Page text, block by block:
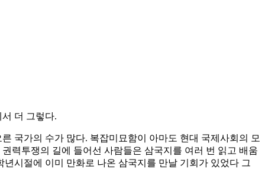
더 그렇다.
국가의 수가 많다. 복잡미묘함이 아마도 현대 국제사회의 모
력투쟁의 길에 들어선 사람들은 삼국지를 여러 번 읽고 배움
시절에 이미 만화로 나온 삼국지를 만날 기회가 있었다 그